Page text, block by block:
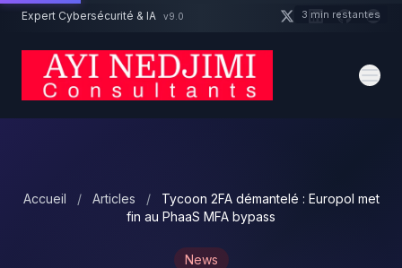
Aller au contenu principal
Expert Cybersécurité & IA v9.0
Accueil / Articles /
Tycoon 2FA démantelé : Europol met
fin au PhaaS MFA bypass
News
Un projet cybersécurité ? 3 min restantes